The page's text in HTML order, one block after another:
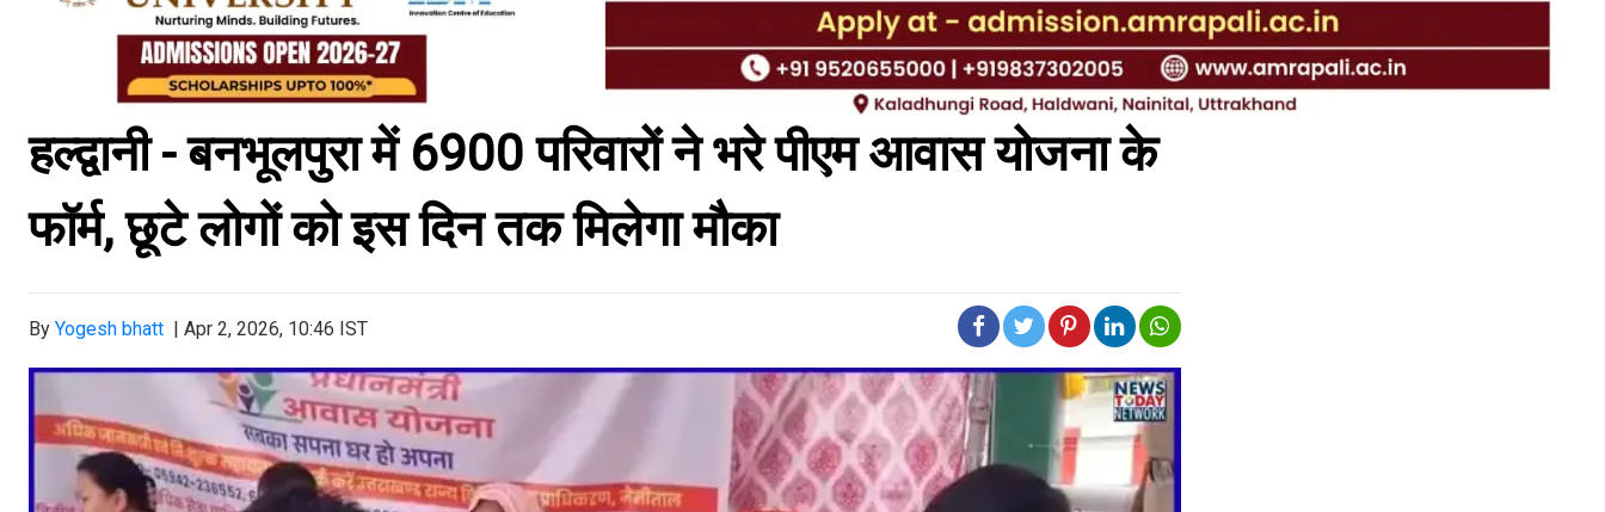
हल्द्वानी - बनभूलपुरा में 6900 परिवारों ने भरे पीएम आवास योजना के
फॉर्म, छूटे लोगों को इस दिन तक मिलेगा मौका
By Yogesh bhatt | Apr 2, 2026, 10:46 IST